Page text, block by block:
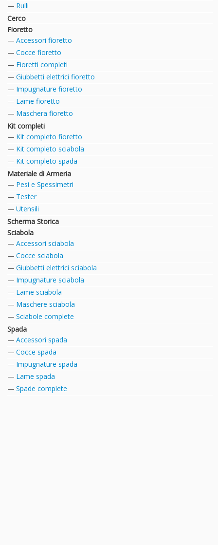
Rulli
Cerco
Fioretto
Accessori fioretto
Cocce fioretto
Fioretti completi
Giubbetti elettrici fioretto
Impugnature fioretto
Lame fioretto
Maschera fioretto
Kit completi
Kit completo fioretto
Kit completo sciabola
Kit completo spada
Materiale di Armeria
Pesi e Spessimetri
Tester
Utensili
Scherma Storica
Sciabola
Accessori sciabola
Cocce sciabola
Giubbetti elettrici sciabola
Impugnature sciabola
Lame sciabola
Maschere sciabola
Sciabole complete
Spada
Accessori spada
Cocce spada
Impugnature spada
Lame spada
Spade complete